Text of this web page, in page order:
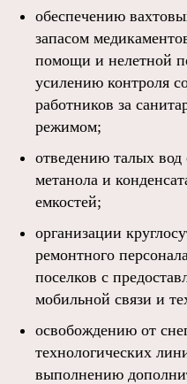
обеспечению
запасом
помощи и нелетной
усилению контроля
работников за
режимом;
отведению талых вод
метанола и
емкостей;
организации
ремонтного
поселков с
мобильной связи и
освобождению от
технологических
выполнению